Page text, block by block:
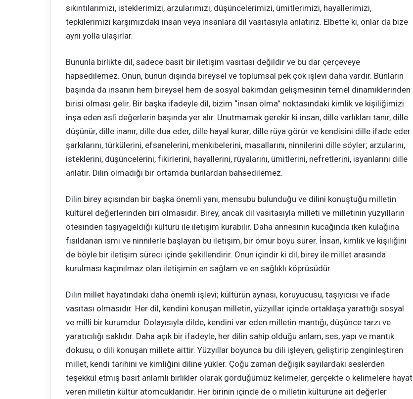
sıkıntılarımızı, isteklerimizi, arzularımızı, düşüncelerimizi, ümitlerimizi, hayallerimizi,
tepkilerimizi karşımızdaki insan veya insanlara dil vasıtasıyla anlatırız. Elbette ki, onlar da bize
aynı yolla ulaşırlar.
Bununla birlikte dil, sadece basit bir iletişim vasıtası değildir ve bu dar çerçeveye
hapsedilemez. Onun, bunun dışında bireysel ve toplumsal pek çok işlevi daha vardır. Bunların
başında da insanın hem bireysel hem de sosyal bakımdan gelişmesinin temel dinamiklerinden
birisi olması gelir. Bir başka ifadeyle dil, bizim “insan olma” noktasındaki kimlik ve kişiliğimizi
inşa eden aslî değerlerin başında yer alır. Unutmamak gerekir ki insan, dille varlıkları tanır, dille
düşünür, dille inanır, dille dua eder, dille hayal kurar, dille rüya görür ve kendisini dille ifade eder.
şarkılarını, türkülerini, efsanelerini, menkıbelerini, masallarını, ninnilerini dille söyler; arzularını,
isteklerini, düşüncelerini, fikirlerini, hayallerini, rüyalarını, ümitlerini, nefretlerini, isyanlarını dille
anlatır. Dilin olmadığı bir ortamda bunlardan bahsedilemez.
Dilin birey açısından bir başka önemli yanı, mensubu bulunduğu ve dilini konuştuğu milletin
kültürel değerlerinden biri olmasıdır. Birey, ancak dil vasıtasıyla milleti ve milletinin yüzyılların
ötesinden taşıyageldiği kültürü ile iletişim kurabilir. Daha annesinin kucağında iken kulağına
fısıldanan ismi ve ninnilerle başlayan bu iletişim, bir ömür boyu sürer. İnsan, kimlik ve kişiliğini
de böyle bir iletişim süreci içinde şekillendirir. Onun içindir ki dil, birey ile millet arasında
kurulması kaçınılmaz olan iletişimin en sağlam ve en sağlıklı köprüsüdür.
Dilin millet hayatındaki daha önemli işlevi; kültürün aynası, koruyucusu, taşıyıcısı ve ifade
vasıtası olmasıdır. Her dil, kendini konuşan milletin, yüzyıllar içinde ortaklaşa yarattığı sosyal
ve millî bir kurumdur. Dolayısıyla dilde, kendini var eden milletin mantığı, düşünce tarzı ve
yaratıcılığı saklıdır. Daha açık bir ifadeyle, her dilin sahip olduğu anlam, ses, yapı ve mantık
dokusu, o dili konuşan millete aittir. Yüzyıllar boyunca bu dili işleyen, geliştirip zenginleştiren
millet, kendi tarihini ve kimliğini diline yükler. Çoğu zaman değişik sayılardaki seslerden
teşekkül etmiş basit anlamlı birlikler olarak gördüğümüz kelimeler, gerçekte o kelimelere hayat
veren milletin kültür atomcuklarıdır. Her birinin içinde de o milletin kültürüne ait değerler